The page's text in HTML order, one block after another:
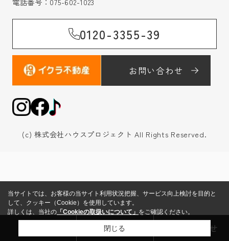
0120-3355-39
お問い合わせ
(c) 株式会社ハウスプロジェクト All Rights Reserved.
売却査定 お問い合わせ
当サイトでは、お客様の当サイト利用状況把握、サービス向上検討を目的と
して、クッキー（Cookie）を使用しています。
詳しくは、当社の 「Cookieの取扱いについて」 をご確認ください。
閉じる